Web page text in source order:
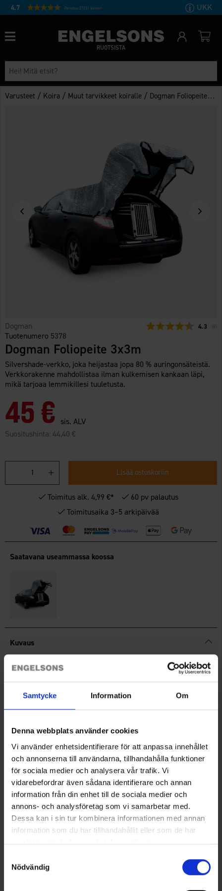
Samtycke Information Om
Denna webbplats använder cookies
Vi använder enhetsidentifierare för att anpassa innehållet
och annonserna till användarna, tillhandahålla funktioner
för sociala medier och analysera vår trafik. Vi
vidarebefordrar även sådana identifierare och annan
information från din enhet till de sociala medier och
annons- och analysföretag som vi samarbetar med.
Dessa kan i sin tur kombinera informationen med annan
information som du har tillhandahållit eller som de har
samlat in när du har använt deras tjänster.
Nödvändig
4.7 Perustuu 27231 ääneen UKK
RUOTSISTA
Varusteet / Koira / Muut tarvikkeet koiralle / Dogman Foliopeite 3x3m
Dogman
Tuotenumero 5378
4.3
Dogman Foliopeite 3x3m
Silvershade-verkko, joka heijastaa jopa 80 % auringonsäteistä.
Verkkorakenne mahdollistaa ilman kulkemisen kankaan läpi,
mikä tarjoaa lemmikillesi tuuletusta.
45 € sis. ALV
Suositushinta: 44,40 €
Lisää ostoskoriin
Toimitus alk. 4,99 €*
60 pv palautus
Toimitusaika 3–5 arkipäivää
Saatavana useammassa koossa
Kuvaus
Silvershade-verkko, joka heijastaa jopa 80 % auringonsäteistä.
Käyttökohteita on monia! Verkkorakenne mahdollistaa ilman
kulkemisen kankaan läpi, mikä tarjoaa lemmikillesi tuuletusta.
Käytä sitä häkissä, autossa, terassilla tai missä tahansa haluat
varjoa. Reunoilla on purjerenkaat, jotta voit kiinnittää sen.
Tekniset tiedot
Arvostelut
Saatat myös tarvita